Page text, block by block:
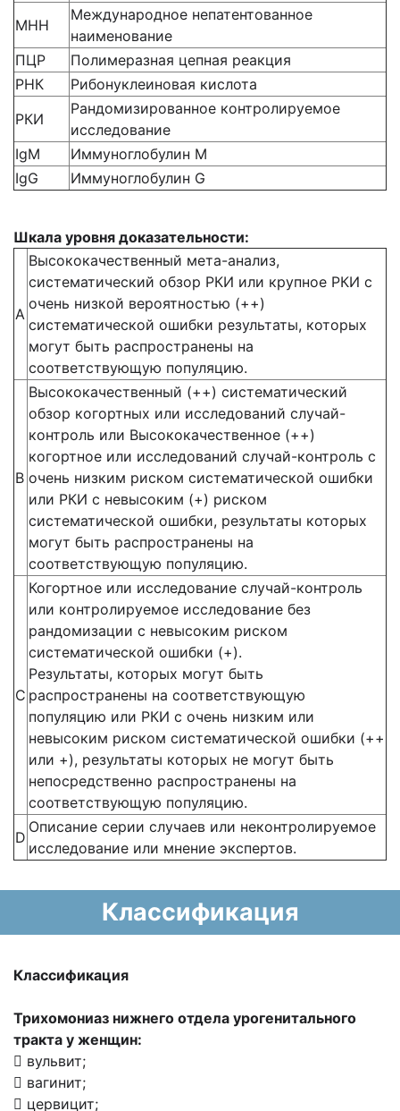
МНН
Международное непатентованное
наименование
ПЦР
Полимеразная цепная реакция
РНК
Рибонуклеиновая кислота
РКИ
Рандомизированное контролируемое
исследование
IgM
Иммуноглобулин М
IgG
Иммуноглобулин G
Шкала уровня доказательности:
А
Высококачественный мета-анализ,
систематический обзор РКИ или крупное РКИ с
очень низкой вероятностью (++)
систематической ошибки результаты, которых
могут быть распространены на
соответствующую популяцию.
В
Высококачественный (++) систематический
обзор когортных или исследований случай-
контроль или Высококачественное (++)
когортное или исследований случай-контроль с
очень низким риском систематической ошибки
или РКИ с невысоким (+) риском
систематической ошибки, результаты которых
могут быть распространены на
соответствующую популяцию.
С
Когортное или исследование случай-контроль
или контролируемое исследование без
рандомизации с невысоким риском
систематической ошибки (+).
Результаты, которых могут быть
распространены на соответствующую
популяцию или РКИ с очень низким или
невысоким риском систематической ошибки (++
или +), результаты которых не могут быть
непосредственно распространены на
соответствующую популяцию.
D
Описание серии случаев или неконтролируемое
исследование или мнение экспертов.
Классификация
Классификация
Трихомониаз нижнего отдела урогенитального
тракта у женщин:
 вульвит;
 вагинит;
 цервицит;